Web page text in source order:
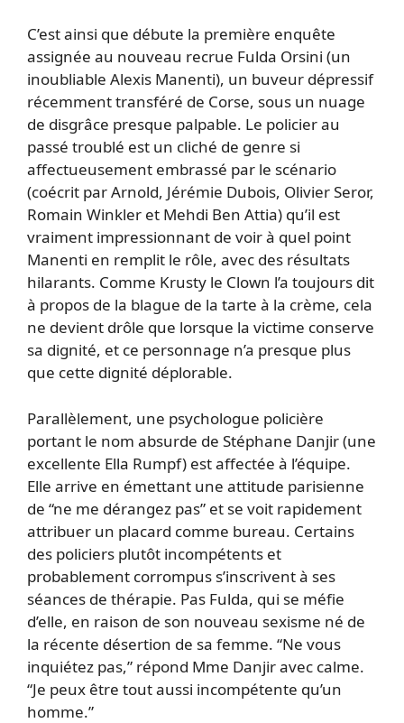
C’est ainsi que débute la première enquête
assignée au nouveau recrue Fulda Orsini (un
inoubliable Alexis Manenti), un buveur dépressif
récemment transféré de Corse, sous un nuage
de disgrâce presque palpable. Le policier au
passé troublé est un cliché de genre si
affectueusement embrassé par le scénario
(coécrit par Arnold, Jérémie Dubois, Olivier Seror,
Romain Winkler et Mehdi Ben Attia) qu’il est
vraiment impressionnant de voir à quel point
Manenti en remplit le rôle, avec des résultats
hilarants. Comme Krusty le Clown l’a toujours dit
à propos de la blague de la tarte à la crème, cela
ne devient drôle que lorsque la victime conserve
sa dignité, et ce personnage n’a presque plus
que cette dignité déplorable.
Parallèlement, une psychologue policière
portant le nom absurde de Stéphane Danjir (une
excellente Ella Rumpf) est affectée à l’équipe.
Elle arrive en émettant une attitude parisienne
de “ne me dérangez pas” et se voit rapidement
attribuer un placard comme bureau. Certains
des policiers plutôt incompétents et
probablement corrompus s’inscrivent à ses
séances de thérapie. Pas Fulda, qui se méfie
d’elle, en raison de son nouveau sexisme né de
la récente désertion de sa femme. “Ne vous
inquiétez pas,” répond Mme Danjir avec calme.
“Je peux être tout aussi incompétente qu’un
homme.”